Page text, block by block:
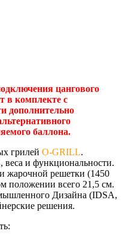
цангового
в комплекте с
дополнительно
баллона.
грилей O-GRILL.
веса и функциональности.
жарочной решетки (1450
положении всего 21,5 см.
Дизайна (IDSA,
решения.